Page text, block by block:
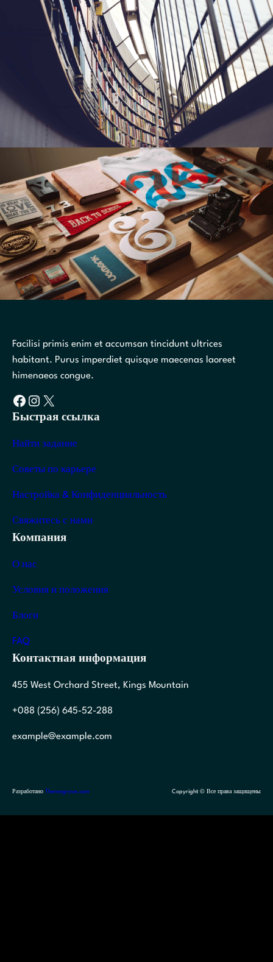
Facilisi primis enim et accumsan tincidunt ultrices
habitant. Purus imperdiet quisque maecenas laoreet
himenaeos congue.
Facebook Instagram X
Быстрая ссылка
Найти задание
Советы по карьере
Настройка & Конфиденциальность
Свяжитесь с нами
Компания
О нас
Условия и положения
Блоги
FAQ
Контактная информация
455 West Orchard Street, Kings Mountain
+088 (256) 645-52-288
example@example.com
Разработано Themegrove.com Copyright © Все права защищены